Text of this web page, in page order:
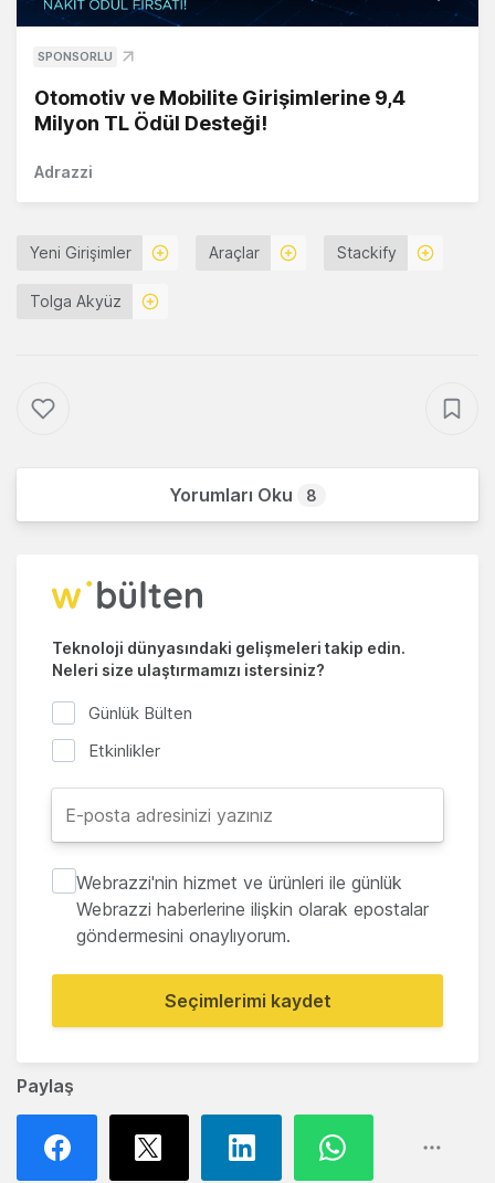
Paylaş
SPONSORLU
Otomotiv ve Mobilite Girişimlerine 9,4
Milyon TL Ödül Desteği!
Adrazzi
Yeni Girişimler Araçlar Stackify
Tolga Akyüz
Yorumları Oku 8
Teknoloji dünyasındaki gelişmeleri takip edin.
Neleri size ulaştırmamızı istersiniz?
Günlük Bülten
Etkinlikler
Webrazzi'nin hizmet ve ürünleri ile günlük
Webrazzi haberlerine ilişkin olarak epostalar
göndermesini onaylıyorum.
Seçimlerimi kaydet